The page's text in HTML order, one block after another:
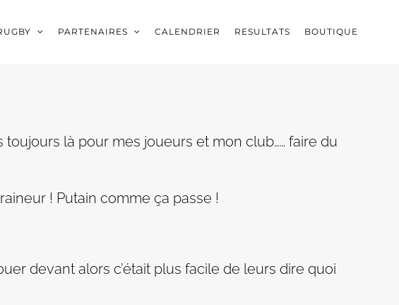
PARTENAIRES CALENDRIER RESULTATS BOUTIQUE
toujours là pour mes joueurs et mon club…… faire du
! Putain comme ça passe !
devant alors c’était plus facile de leurs dire quoi